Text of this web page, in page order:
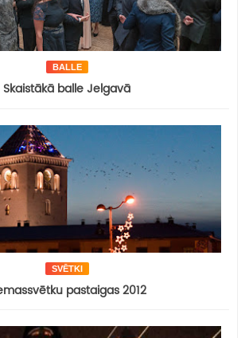
BALLE
Skaistākā balle Jelgavā
SVĒTKI
pastaigas 2012